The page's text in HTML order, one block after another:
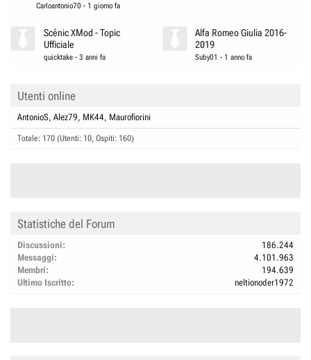
Carloantonio70 - 1 giorno fa
Scénic XMod - Topic
Ufficiale
quicktake -3 anni fa
Alfa Romeo Giulia 2016-
2019
Suby01 - 1 anno fa
Utenti online
AntonioS Alez79 MK44 Maurofiorini
Totale: 170 (Utenti: 10, Ospiti: 160)
Statistiche del Forum
Discussioni
186.244
Messaggi
4.101.963
Membri
194.639
Ultimo Iscritto
neltionoder1972